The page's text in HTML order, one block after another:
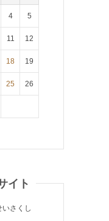
4 5
11 12
18 19
25 26
イト
さくし